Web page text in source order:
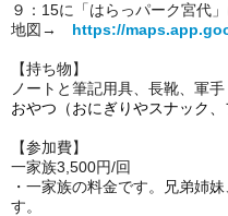
９：15に「はらっパーク宮代
地図→
https://
【持ち物】
ノートと筆記用具、長靴、軍手
おやつ（おにぎりやスナック、
【参加費】
一家族3,500円/回
・一家族の料金です。兄弟姉
す。